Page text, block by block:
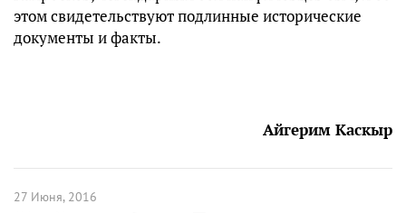
этом свидетельствуют подлинные исторические
документы и факты.
Айгерим Каскыр
27 Июня, 2016